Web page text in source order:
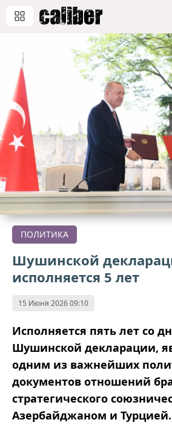
ПОЛИТИКА
Шушинской
исполняется 5 лет
15 Июня 2026 09:10
Исполняется пять лет со
Шушинской декларации,
одним из важнейших
документов отношений
стратегического
Азербайджаном и Турцией.